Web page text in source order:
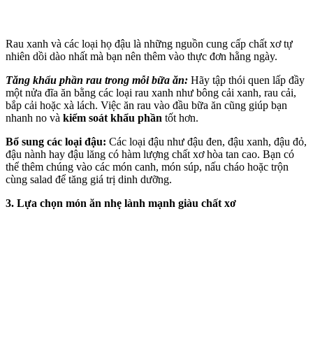
Rau xanh và các loại họ đậu là những nguồn cung cấp chất xơ tự
nhiên dồi dào nhất mà bạn nên thêm vào thực đơn hằng ngày.
Tăng khẩu phần rau trong mỗi bữa ăn: Hãy tập thói quen lấp đầy
một nửa đĩa ăn bằng các loại rau xanh như bông cải xanh, rau cải,
bắp cải hoặc xà lách. Việc ăn rau vào đầu bữa ăn cũng giúp bạn
nhanh no và kiểm soát khẩu phần tốt hơn.
Bổ sung các loại đậu: Các loại đậu như đậu đen, đậu xanh, đậu đỏ,
đậu nành hay đậu lăng có hàm lượng chất xơ hòa tan cao. Bạn có
thể thêm chúng vào các món canh, món súp, nấu cháo hoặc trộn
cùng salad để tăng giá trị dinh dưỡng.
3. Lựa chọn món ăn nhẹ lành mạnh giàu chất xơ